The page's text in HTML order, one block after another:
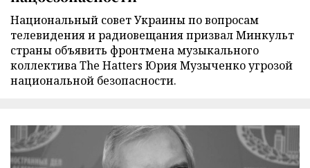
Национальный совет Украины по вопросам
телевидения и радиовещания призвал Минкульт
страны объявить фронтмена музыкального
коллектива The Hatters Юрия Музыченко угрозой
национальной безопасности.